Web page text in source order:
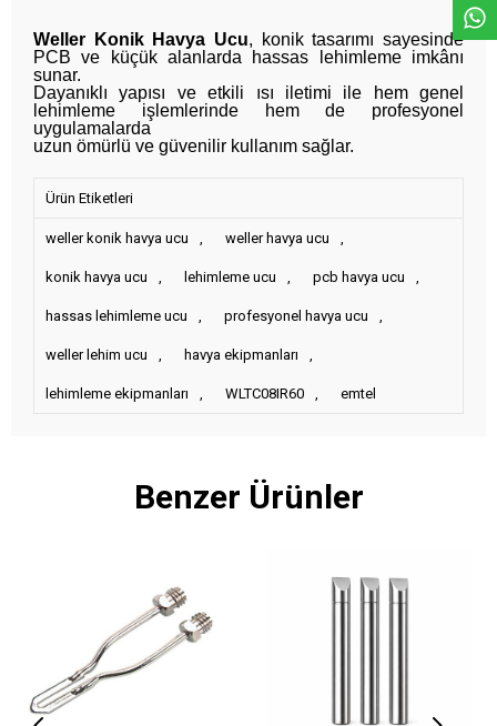
Weller Konik Havya Ucu, konik tasarımı sayesinde
PCB ve küçük alanlarda hassas lehimleme imkânı
sunar.
Dayanıklı yapısı ve etkili ısı iletimi ile hem genel
lehimleme işlemlerinde hem de profesyonel
uygulamalarda
uzun ömürlü ve güvenilir kullanım sağlar.
Ürün Etiketleri
weller konik havya ucu , weller havya ucu ,
konik havya ucu , lehimleme ucu , pcb havya ucu ,
hassas lehimleme ucu , profesyonel havya ucu ,
weller lehim ucu , havya ekipmanları ,
lehimleme ekipmanları , WLTC08IR60 , emtel
Benzer Ürünler